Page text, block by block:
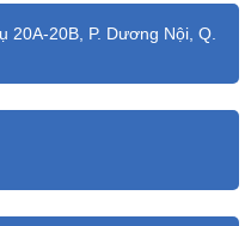
20A-20B, P. Dương Nội, Q.